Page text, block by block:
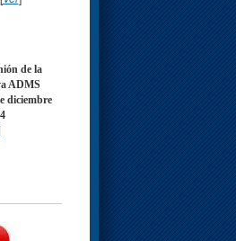
de la
ADMS
diciembre